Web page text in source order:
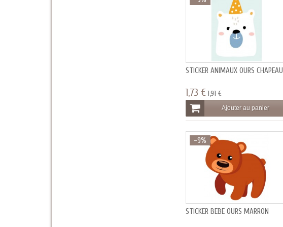
STICKER ANIMAUX OURS CHAPEAU
1,73 €1,91 €
Ajouter au panier
STICKER BEBE OURS MARRON
-9%